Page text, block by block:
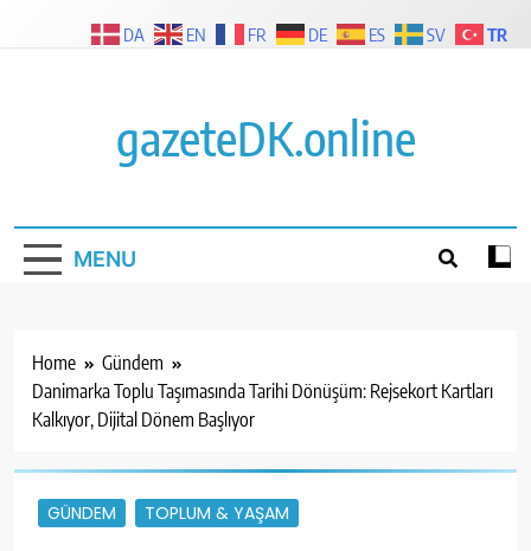
gazeteDK.online
MENU
Home
Gündem
Danimarka Toplu Taşımasında Tarihi Dönüşüm: Rejsekort Kartları
Kalkıyor, Dijital Dönem Başlıyor
GÜNDEM TOPLUM & YAŞAM
DA EN FR DE ES SV TR